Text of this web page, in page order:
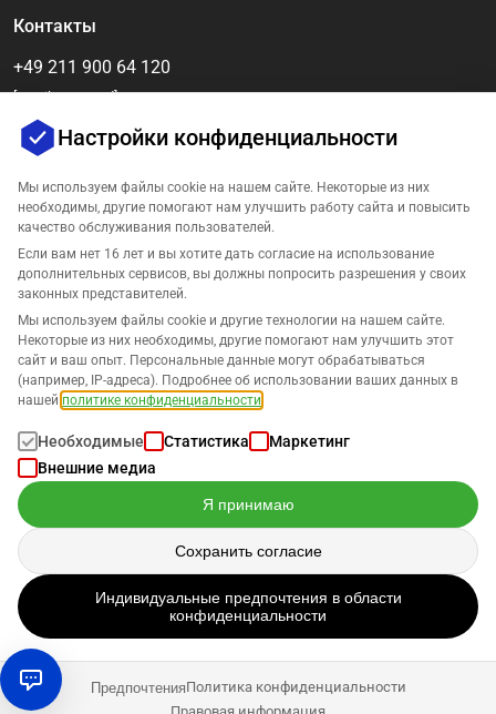
Контакты
+49 211 900 64 120
[email protected]
Компания
Поддержка
Русский
Данные обрабатываются в соответствии с нашейПолитикой
конфиденциальности.
Авторское право © 2026 SELLERLOGIC. Все права защищены
Настройки конфиденциальности
Мы используем файлы cookie на нашем сайте. Некоторые из них
необходимы, другие помогают нам улучшить работу сайта и повысить
качество обслуживания пользователей.
Если вам нет 16 лет и вы хотите дать согласие на использование
дополнительных сервисов, вы должны попросить разрешения у своих
законных представителей.
Мы используем файлы cookie и другие технологии на нашем сайте.
Некоторые из них необходимы, другие помогают нам улучшить этот
сайт и ваш опыт. Персональные данные могут обрабатываться
(например, IP-адреса). Подробнее об использовании ваших данных в
нашей политике конфиденциальности
Необходимые Статистика
Маркетинг
Внешние медиа
Я принимаю
Сохранить согласие
Индивидуальные предпочтения в области
конфиденциальности
ПредпочтенияПолитика конфиденциальности